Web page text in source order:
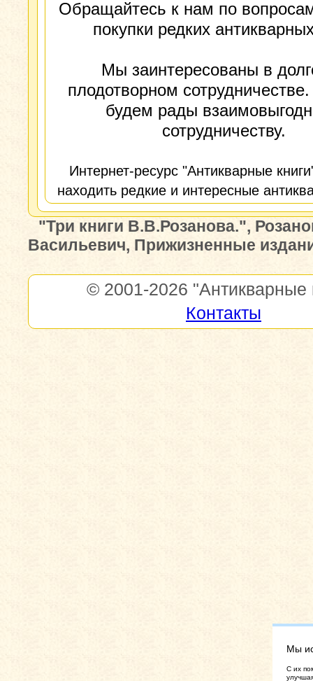
Обращайтесь к нам по
покупки редких
Мы заинтересованы в
плодотворном
будем рады
сотрудничеству.
Интернет-ресурс "Антикварные
находить редкие и интересные
"Три книги В.В.Розанова.",
Васильевич, Прижизненные
© 2001-2026 "Антикварные
Контакты
Мы
C их